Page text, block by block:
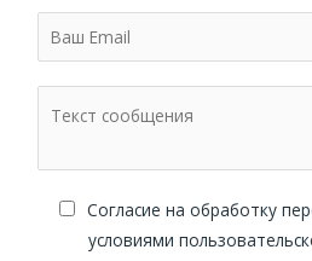
Cогласие на обработку
условиями